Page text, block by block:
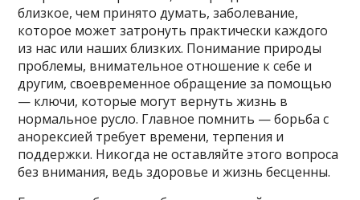
близкое, чем принято думать, заболевание,
которое может затронуть практически каждого
из нас или наших близких. Понимание природы
проблемы, внимательное отношение к себе и
другим, своевременное обращение за помощью
— ключи, которые могут вернуть жизнь в
нормальное русло. Главное помнить — борьба с
анорексией требует времени, терпения и
поддержки. Никогда не оставляйте этого вопроса
без внимания, ведь здоровье и жизнь бесценны.